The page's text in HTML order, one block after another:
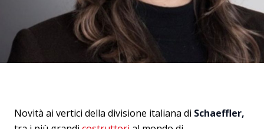
Novità ai vertici della divisione italiana di Schaeffler,